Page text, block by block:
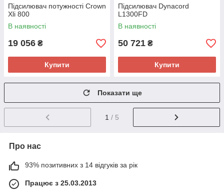
Підсилювач потужності Crown
Xli 800
В наявності
19 056 ₴
Купити
Підсилювач Dynacord
L1300FD
В наявності
50 721 ₴
Купити
Показати ще
1 / 5
Про нас
93% позитивних з 14 відгуків за рік
Працює з 25.03.2013